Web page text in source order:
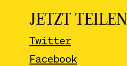
JETZT TEILEN
Twitter
Facebook